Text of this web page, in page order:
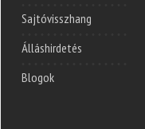
Sajtóvisszhang
Álláshirdetés
Blogok